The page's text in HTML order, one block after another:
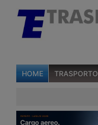
HOME TRASPORTO